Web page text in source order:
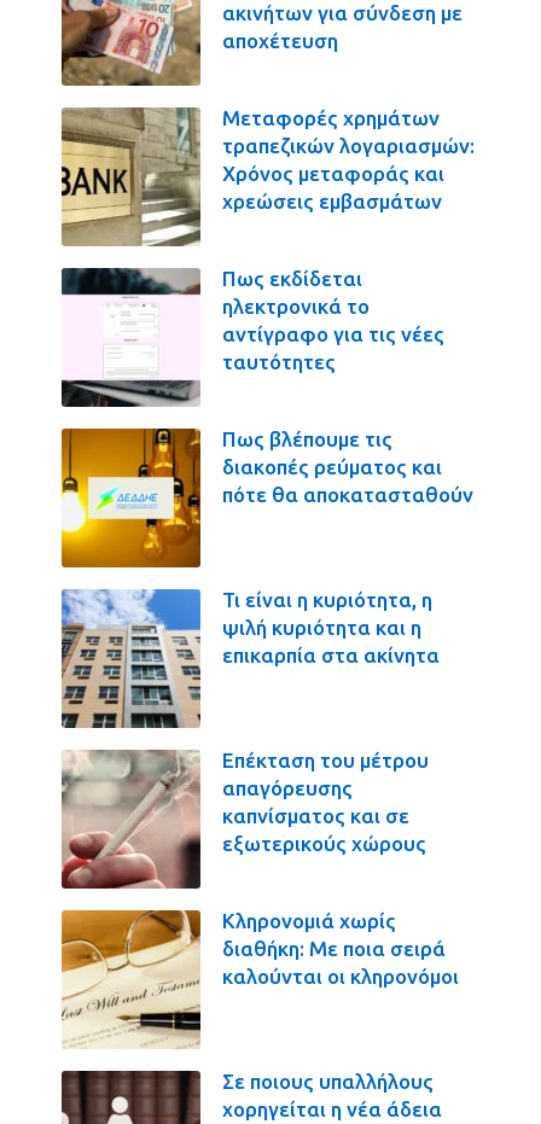
ακινήτων για σύνδεση με
αποχέτευση
Μεταφορές χρημάτων
τραπεζικών λογαριασμών:
Χρόνος μεταφοράς και
χρεώσεις εμβασμάτων
Πως εκδίδεται
ηλεκτρονικά το
αντίγραφο για τις νέες
ταυτότητες
Πως βλέπουμε τις
διακοπές ρεύματος και
πότε θα αποκατασταθούν
Τι είναι η κυριότητα, η
ψιλή κυριότητα και η
επικαρπία στα ακίνητα
Επέκταση του μέτρου
απαγόρευσης
καπνίσματος και σε
εξωτερικούς χώρους
Κληρονομιά χωρίς
διαθήκη: Με ποια σειρά
καλούνται οι κληρονόμοι
Σε ποιους υπαλλήλους
χορηγείται η νέα άδεια